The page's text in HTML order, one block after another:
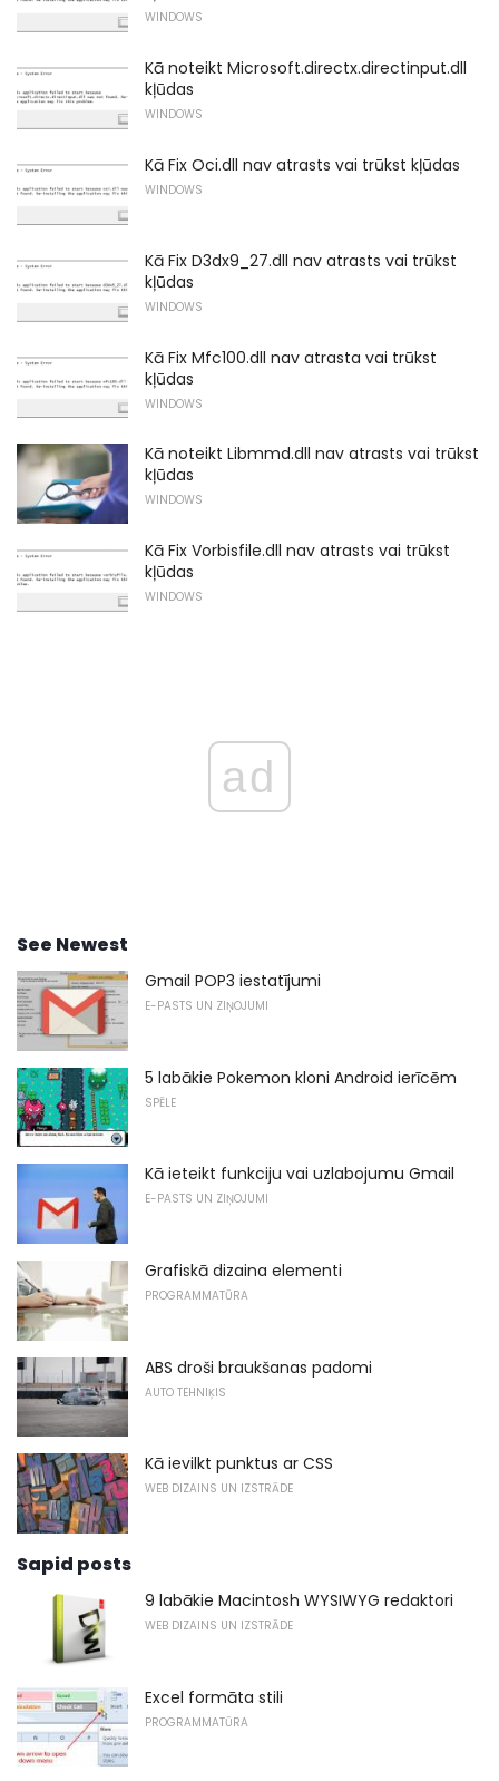
WINDOWS
Kā noteikt Microsoft.directx.directinput.dll
kļūdas
WINDOWS
Kā Fix Oci.dll nav atrasts vai trūkst kļūdas
WINDOWS
Kā Fix D3dx9_27.dll nav atrasts vai trūkst
kļūdas
WINDOWS
Kā Fix Mfc100.dll nav atrasta vai trūkst
kļūdas
WINDOWS
Kā noteikt Libmmd.dll nav atrasts vai trūkst
kļūdas
WINDOWS
Kā Fix Vorbisfile.dll nav atrasts vai trūkst
kļūdas
WINDOWS
ad
See Newest
Gmail POP3 iestatījumi
E-PASTS UN ZIŅOJUMI
5 labākie Pokemon kloni Android ierīcēm
SPĒLE
Kā ieteikt funkciju vai uzlabojumu Gmail
E-PASTS UN ZIŅOJUMI
Grafiskā dizaina elementi
PROGRAMMATŪRA
ABS droši braukšanas padomi
AUTO TEHNIĶIS
Kā ievilkt punktus ar CSS
WEB DIZAINS UN IZSTRĀDE
Sapid posts
9 labākie Macintosh WYSIWYG redaktori
WEB DIZAINS UN IZSTRĀDE
Excel formāta stili
PROGRAMMATŪRA